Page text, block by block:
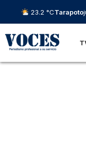
23.2 °CTarapoto